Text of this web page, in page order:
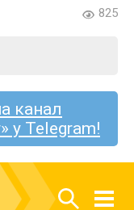
825
канал
у Telegram!